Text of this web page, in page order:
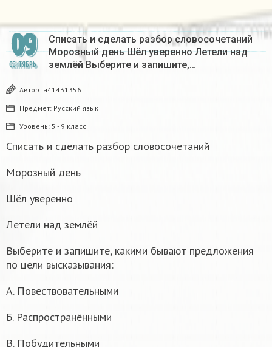
09
СЕНТЯБРЬ
Списать и сделать разбор словосочетаний
Морозный день Шёл уверенно Летели над
землёй Выберите и запишите,…
Автор: a41431356
Предмет: Русский язык
Уровень: 5 - 9 класс
Списать и сделать разбор словосочетаний
Морозный день
Шёл уверенно
Летели над землёй
Выберите и запишите, какими бывают предложения
по цели высказывания:
А. Повествовательными
Б. Распространёнными
В. Побудительными